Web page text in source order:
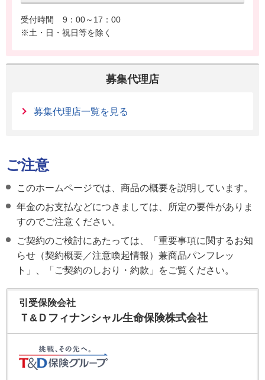
受付時間
9：00～17：00
※土・日・祝日等を除く
募集代理店
募集代理店一覧を見る
ご注意
このホームページでは、商品の概要を説明しています。
年金のお支払などにつきましては、所定の要件がありま
すのでご注意ください。
ご契約のご検討にあたっては、「重要事項に関するお知
らせ（契約概要／注意喚起情報）兼商品パンフレッ
ト」、「ご契約のしおり・約款」をご覧ください。
引受保険会社
Ｔ&Ｄフィナンシャル生命保険株式会社